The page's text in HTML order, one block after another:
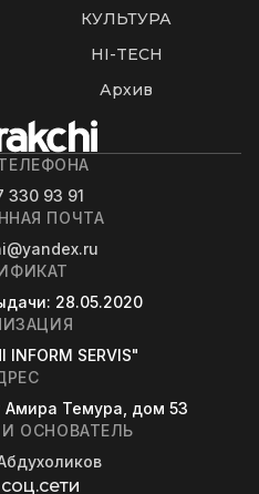
КУЛЬТУРА
HI-TECH
Архив
330 93 91
ПОЧТА
: 28.05.2020
INFORM SERVIS"
Амира Темура, дом 53
ОСНОВАТЕЛЬ